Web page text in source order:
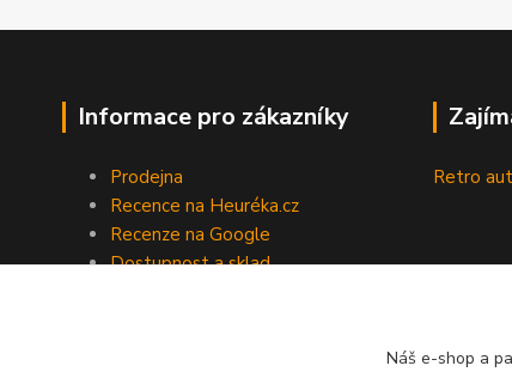
Informace pro zákazníky
Prodejna
Recence na Heuréka.cz
Recenze na Google
Dostupnost a sklad
Retro
Náš e-shop a